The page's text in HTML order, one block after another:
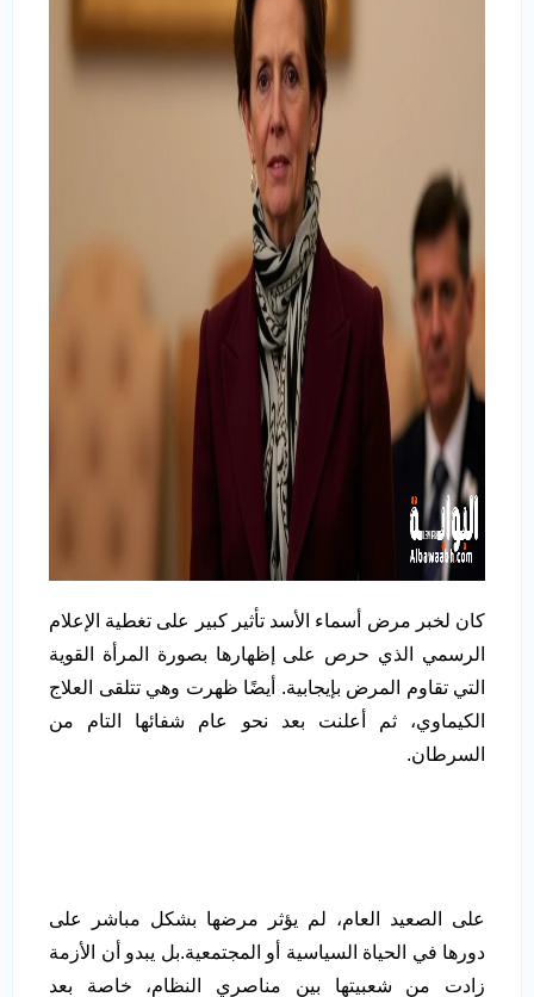
كان لخبر مرض أسماء الأسد تأثير كبير على تغطية الإعلام
الرسمي الذي حرص على إظهارها بصورة المرأة القوية
التي تقاوم المرض بإيجابية. أيضًا ظهرت وهي تتلقى العلاج
الكيماوي، ثم أعلنت بعد نحو عام شفائها التام من
السرطان.
على الصعيد العام، لم يؤثر مرضها بشكل مباشر على
دورها في الحياة السياسية أو المجتمعية.بل يبدو أن الأزمة
زادت من شعبيتها بين مناصري النظام، خاصة بعد